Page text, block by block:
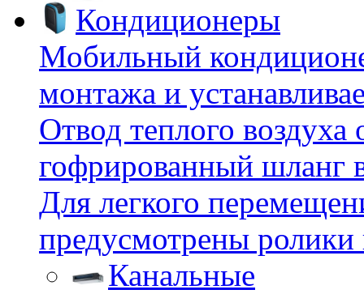
Кондиционеры
Мобильный
монтажа и
Отвод теплого воздуха
гофрированный шланг
Для легкого
предусмотрены
Канальные